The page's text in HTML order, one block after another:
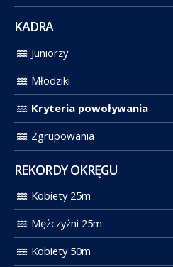
KADRA
Juniorzy
Młodziki
Kryteria powoływania
Zgrupowania
REKORDY OKRĘGU
Kobiety 25m
Mężczyźni 25m
Kobiety 50m